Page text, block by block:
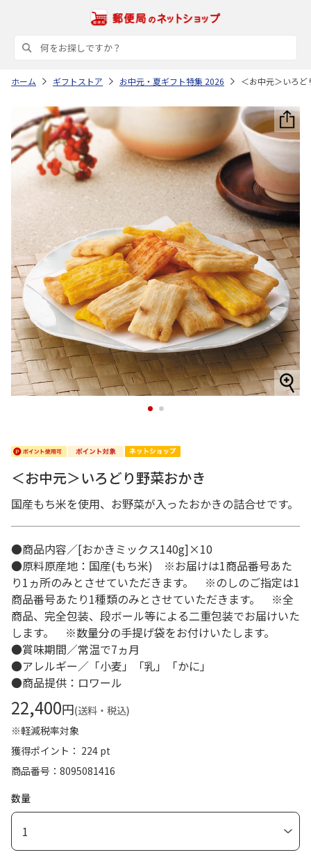
ホーム ギフトストア お中元・夏ギフト特集 2026 ＜お中元＞いろど
1 2
＜お中元＞いろどり野菜おかき
国産もち米を使用、お野菜が入ったおかきの詰合せです。
●商品内容／[おかきミックス140g]×10
●原料原産地：国産(もち米) ※お届けは1商品番号あた
り1ヵ所のみとさせていただきます。 ※のしのご指定は1
商品番号あたり1種類のみとさせていただきます。 ※全
商品、完全包装、段ボール等による二重包装でお届けいた
します。 ※数量分の手提げ袋をお付けいたします。
●賞味期間／常温で7ヵ月
●アレルギー／「小麦」「乳」「かに」
●商品提供：ロワール
22,400円(送料・税込)
※軽減税率対象
獲得ポイント： 224 pt
商品番号
8095081416
数量
1